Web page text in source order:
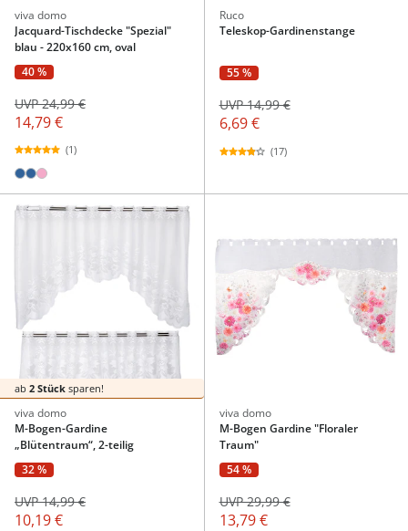
viva domo
Jacquard-Tischdecke "Spezial"
blau - 220x160 cm, oval
40 %
14,79 €
UVP 24,99 €
(1)
Ruco
Teleskop-Gardinenstange
55 %
6,69 €
UVP 14,99 €
(17)
ab 2 Stück sparen!
viva domo
M-Bogen-Gardine
„Blütentraum“, 2-teilig
32 %
10,19 €
UVP 14,99 €
viva domo
M-Bogen Gardine "Floraler
Traum"
54 %
13,79 €
UVP 29,99 €